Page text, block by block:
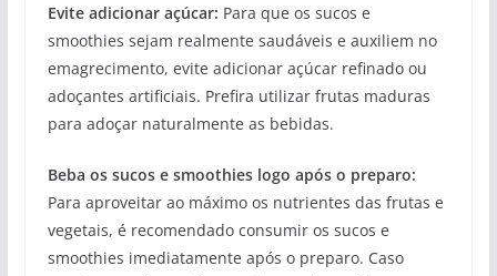
Evite adicionar açúcar: Para que os sucos e
smoothies sejam realmente saudáveis e auxiliem no
emagrecimento, evite adicionar açúcar refinado ou
adoçantes artificiais. Prefira utilizar frutas maduras
para adoçar naturalmente as bebidas.
Beba os sucos e smoothies logo após o preparo:
Para aproveitar ao máximo os nutrientes das frutas e
vegetais, é recomendado consumir os sucos e
smoothies imediatamente após o preparo. Caso